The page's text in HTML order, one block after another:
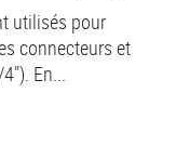
utilisés pour
connecteurs et
En...